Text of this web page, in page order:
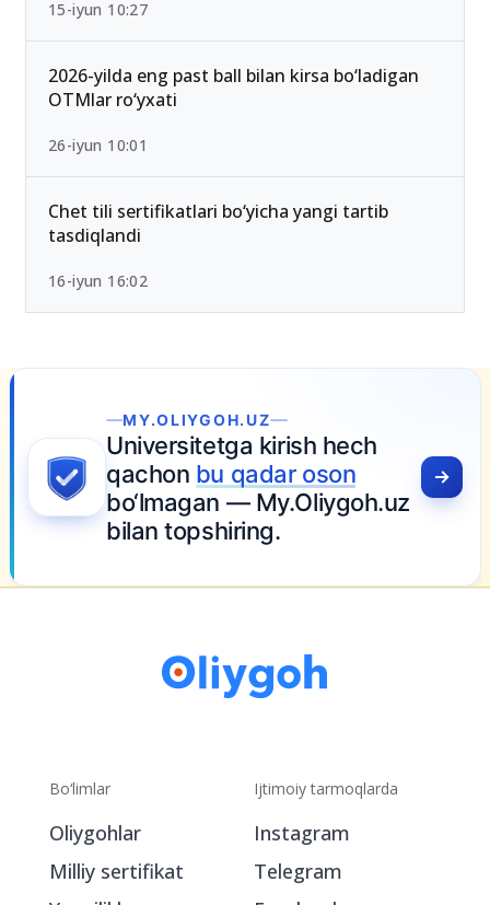
2026/2027 qabulda maksimal ball 189 Bo‘lib
qoldi — Yangi test mezonlari bilan tanishing
15-iyun 10:27
2026-yilda eng past ball bilan kirsa bo‘ladigan
OTMlar ro‘yxati
26-iyun 10:01
Chet tili sertifikatlari bo‘yicha yangi tartib
tasdiqlandi
MY.OLIYGOH.UZ
Universitetga kirish hech
qachonbu qadar oson